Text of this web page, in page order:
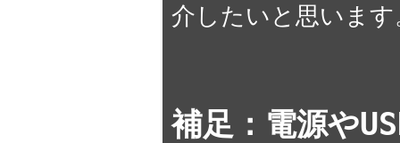
介したいと思います
補足：電源や